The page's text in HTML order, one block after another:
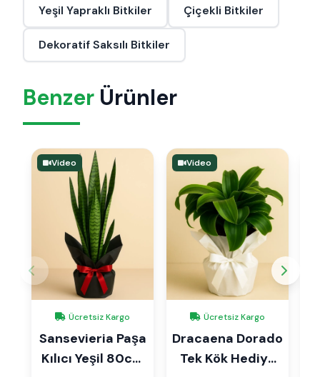
Yeşil Yapraklı Bitkiler Çiçekli Bitkiler
Dekoratif Saksılı Bitkiler
Benzer Ürünler
Video
Ücretsiz Kargo
Sansevieria Paşa
Kılıcı Yeşil 80cm
Video
Ücretsiz Kargo
Dracaena Dorado
Tek Kök Hediye